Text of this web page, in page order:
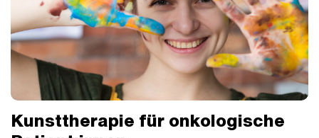
Kunsttherapie für onkologische